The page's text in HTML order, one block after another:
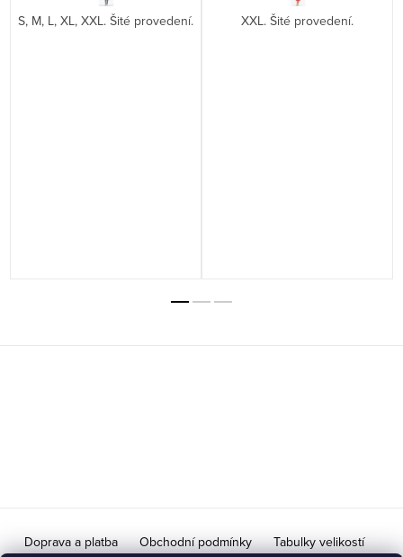
S, M, L, XL, XXL. Šité provedení. XXL. Šité provedení.
Doprava a platba Obchodní podmínky Tabulky velikostí